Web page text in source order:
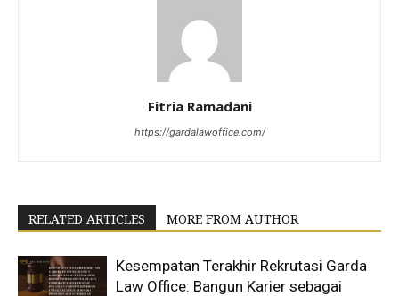
Fitria Ramadani
https://gardalawoffice.com/
RELATED ARTICLES MORE FROM AUTHOR
Kesempatan Terakhir Rekrutasi Garda
Law Office: Bangun Karier sebagai